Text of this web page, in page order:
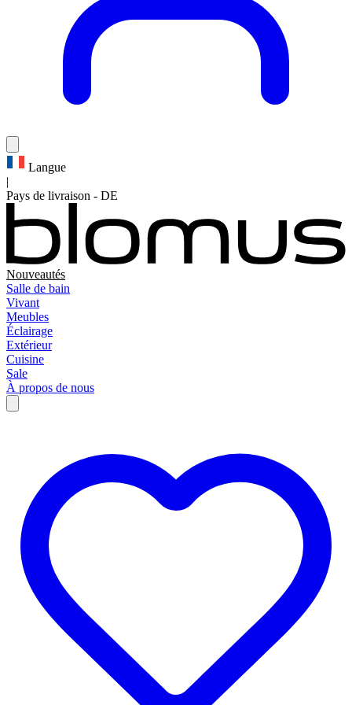
Langue
|
Pays de livraison - DE
Nouveautés
Salle de bain
Vivant
Meubles
Éclairage
Extérieur
Cuisine
Sale
À propos de nous